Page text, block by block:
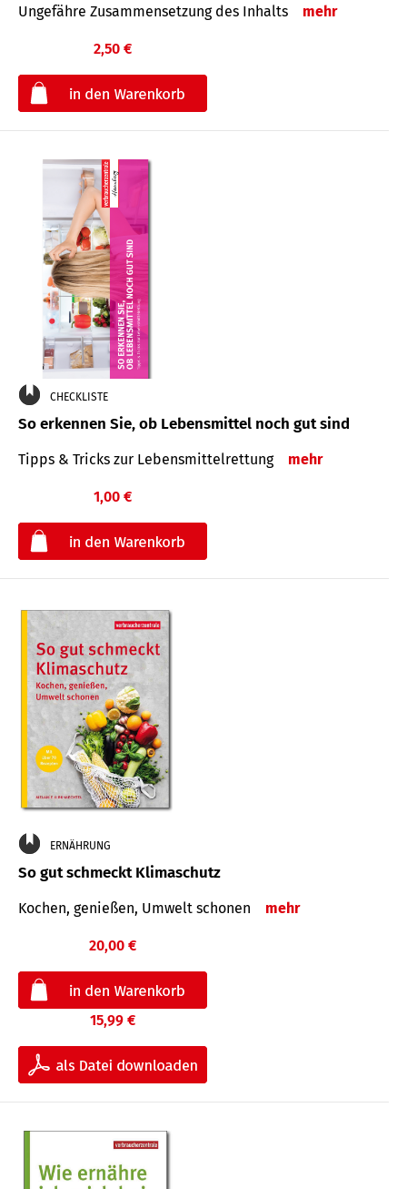
Ungefähre Zusammensetzung des Inhalts mehr
2,50 €
CHECKLISTE
So erkennen Sie, ob Lebensmittel noch gut sind
Tipps & Tricks zur Lebensmittelrettung mehr
1,00 €
ERNÄHRUNG
So gut schmeckt Klimaschutz
Kochen, genießen, Umwelt schonen mehr
20,00 €
15,99 €